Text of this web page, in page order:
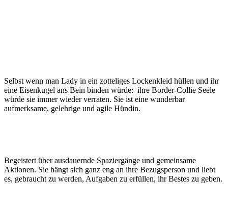
Selbst wenn man Lady in ein zotteliges Lockenkleid hüllen und ihr
eine Eisenkugel ans Bein binden würde: ihre Border-Collie Seele
würde sie immer wieder verraten. Sie ist eine wunderbar
aufmerksame, gelehrige und agile Hündin.
Begeistert über ausdauernde Spaziergänge und gemeinsame
Aktionen. Sie hängt sich ganz eng an ihre Bezugsperson und liebt
es, gebraucht zu werden, Aufgaben zu erfüllen, ihr Bestes zu geben.